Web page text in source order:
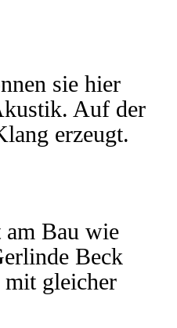
sie hier
Auf der
erzeugt.
Bau wie
Beck
mit gleicher